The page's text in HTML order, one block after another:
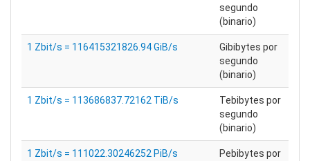
segundo
(binario)
1 Zbit/s = 116415321826.94 GiB/s
Gibibytes por
segundo
(binario)
1 Zbit/s = 113686837.72162 TiB/s
Tebibytes por
segundo
(binario)
1 Zbit/s = 111022.30246252 PiB/s
Pebibytes por